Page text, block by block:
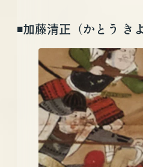
◾️加藤清正（かとう き